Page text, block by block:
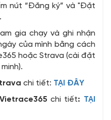
nút “Đăng ký” và "Đặt
gia chạy và ghi nhận
của mình bằng cách
hoặc Strava (cài đặt
chi tiết: TẠI ĐÂY
Vietrace365 chi tiết: TẠI